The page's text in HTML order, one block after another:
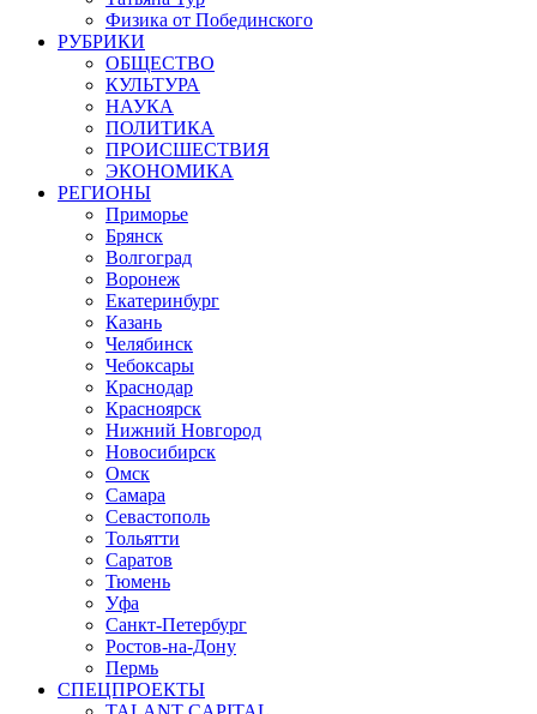
Физика от Побединского
РУБРИКИ
ОБЩЕСТВО
КУЛЬТУРА
НАУКА
ПОЛИТИКА
ПРОИСШЕСТВИЯ
ЭКОНОМИКА
РЕГИОНЫ
Приморье
Брянск
Волгоград
Воронеж
Екатеринбург
Казань
Челябинск
Чебоксары
Краснодар
Красноярск
Нижний Новгород
Новосибирск
Омск
Самара
Севастополь
Тольятти
Саратов
Тюмень
Уфа
Санкт-Петербург
Ростов-на-Дону
Пермь
СПЕЦПРОЕКТЫ